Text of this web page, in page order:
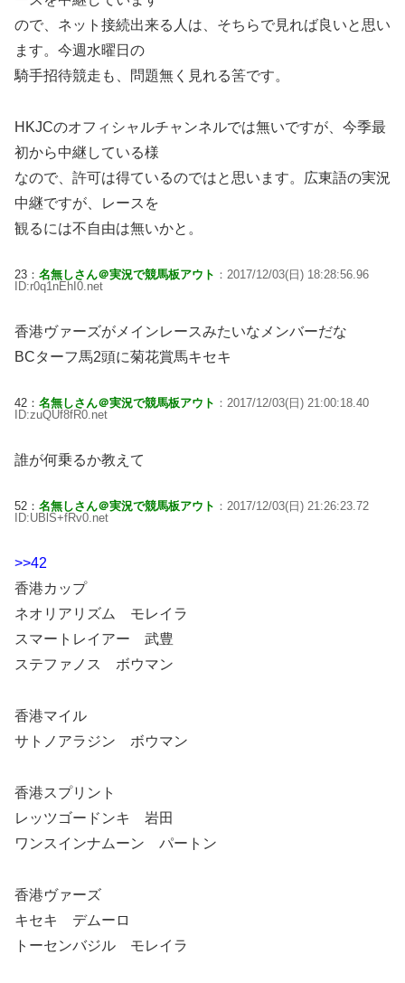
ので、ネット接続出来る人は、そちらで見れば良いと思い
ます。今週水曜日の
騎手招待競走も、問題無く見れる筈です。
HKJCのオフィシャルチャンネルでは無いですが、今季最
初から中継している様
なので、許可は得ているのではと思います。広東語の実況
中継ですが、レースを
観るには不自由は無いかと。
23： 名無しさん＠実況で競馬板アウト ：2017/12/03(日) 18:28:56.96
ID:r0q1nEhI0.net
香港ヴァーズがメインレースみたいなメンバーだな
BCターフ馬2頭に菊花賞馬キセキ
42： 名無しさん＠実況で競馬板アウト ：2017/12/03(日) 21:00:18.40
ID:zuQUf8fR0.net
誰が何乗るか教えて
52： 名無しさん＠実況で競馬板アウト ：2017/12/03(日) 21:26:23.72
ID:UBlS+fRv0.net
>>42
香港カップ
ネオリアリズム モレイラ
スマートレイアー 武豊
ステファノス ボウマン
香港マイル
サトノアラジン ボウマン
香港スプリント
レッツゴードンキ 岩田
ワンスインナムーン パートン
香港ヴァーズ
キセキ デムーロ
トーセンバジル モレイラ